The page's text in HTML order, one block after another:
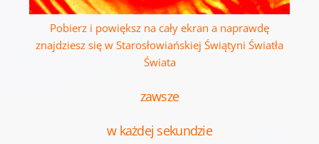
Pobierz i powiększ na cały ekran a naprawdę
znajdziesz się w Starosłowiańskiej Świątyni Światła
Świata
zawsze
w każdej sekundzie